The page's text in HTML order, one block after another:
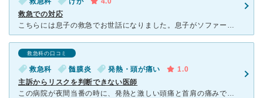
救急での対応
こちらには息子の救急でお世話になりました。息子がソファーからジャンプし、眉毛をテーブルにぶつけて大出血しました。ちょうどこちらが救急担当病院になっていたのですが、新しくできた病院でとても清潔でした。入
救急科の口コミ
救急科 髄膜炎 発熱・頭が痛い
1.0
主訴からリスクを判断できない医師
この病院が夜間当番の時に、発熱と激しい頭痛と首肩の痛みで診察を依頼したが、とても混んでいて2～3時間待ちなるので、解熱剤を飲んで様子を見るようにと診察を断られた。 この症状で髄膜炎を疑わないのであろ